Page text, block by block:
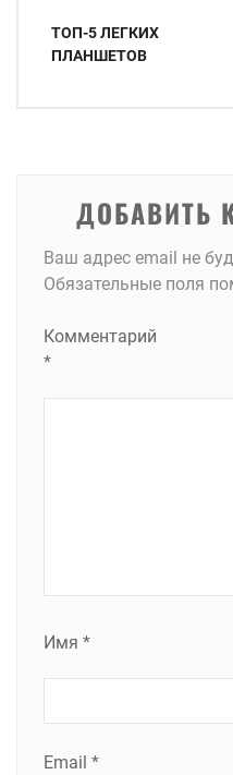
ТОП-5 ЛЕГКИХ
ПЛАНШЕТОВ
ДОБАВИТЬ
Ваш адрес email не
Обязательные поля
Комментарий
*
Имя *
Email *